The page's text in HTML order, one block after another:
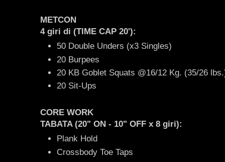
METCON
4 giri di (TIME CAP 20'):
50 Double Unders (x3 Singles)
20 Burpees
20 KB Goblet Squats @16/12 Kg. (35/26
20 Sit-Ups
CORE WORK
TABATA (20" ON - 10" OFF x 8 giri):
Plank Hold
Crossbody Toe Taps